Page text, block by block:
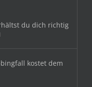
du dich richtig
kostet dem